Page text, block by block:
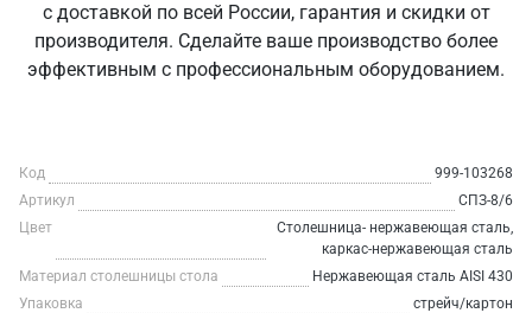
с доставкой по всей России, гарантия и скидки от
производителя. Сделайте ваше производство более
эффективным с профессиональным оборудованием.
Код
999-103268
Артикул
СПЗ-8/6
Цвет
Столешница- нержавеющая сталь,
каркас-нержавеющая сталь
Материал столешницы стола
Нержавеющая сталь AISI 430
Упаковка
стрейч/картон